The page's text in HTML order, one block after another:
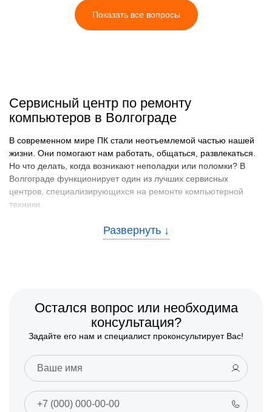
Показать все вопросы
Сервисный центр по ремонту
компьютеров в Волгограде
В современном мире ПК стали неотъемлемой частью нашей
жизни. Они помогают нам работать, общаться, развлекаться.
Но что делать, когда возникают неполадки или поломки? В
Волгограде функционирует один из лучших сервисных
центров, специализирующихся на ремонте компьютерной
техники.
Причины неисправностей и способы
предотвратить их
Механические повреждения
Неисправность программного обеспечения
Для предотвращения данных проблем рекомендуется
системы охлаждения, делать резервные копии важных файлов
Остался вопрос или необходима
консультация?
Задайте его нам и специалист проконсультирует Вас!